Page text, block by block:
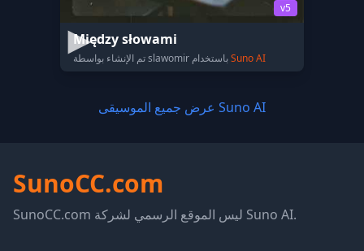
v5
Między słowami
Suno AI
عرض جميع الموسيقى Suno AI
SunoCC.com
SunoCC.com ليس الموقع الرسمي لشركة Suno AI.